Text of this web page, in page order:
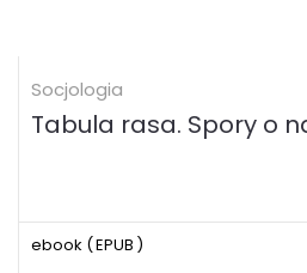
Socjologia
Tabula rasa. Spory o
ebook (EPUB )